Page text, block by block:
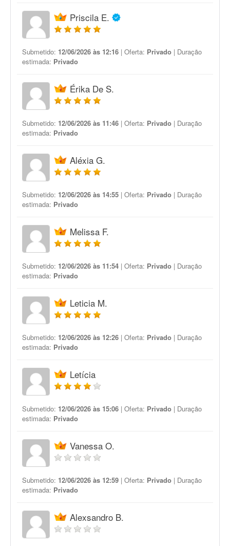
Priscila E.
Submetido: 12/06/2026 às 12:16 | Oferta: Privado | Duração
estimada: Privado
Érika De S.
Submetido: 12/06/2026 às 11:46 | Oferta: Privado | Duração
estimada: Privado
Aléxia G.
Submetido: 12/06/2026 às 14:55 | Oferta: Privado | Duração
estimada: Privado
Melissa F.
Submetido: 12/06/2026 às 11:54 | Oferta: Privado | Duração
estimada: Privado
Leticia M.
Submetido: 12/06/2026 às 12:26 | Oferta: Privado | Duração
estimada: Privado
Letícia
Submetido: 12/06/2026 às 15:06 | Oferta: Privado | Duração
estimada: Privado
Vanessa O.
Submetido: 12/06/2026 às 12:59 | Oferta: Privado | Duração
estimada: Privado
Alexsandro B.